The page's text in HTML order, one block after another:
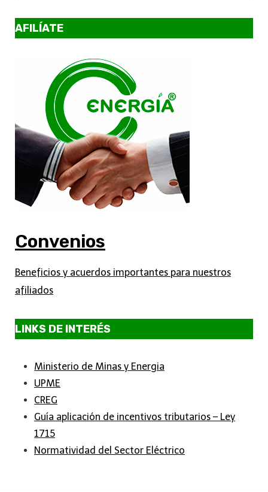
AFILÍATE
Convenios
Beneficios y acuerdos importantes para nuestros
afiliados
LINKS DE INTERÉS
Ministerio de Minas y Energia
UPME
CREG
Guía aplicación de incentivos tributarios – Ley
1715
Normatividad del Sector Eléctrico